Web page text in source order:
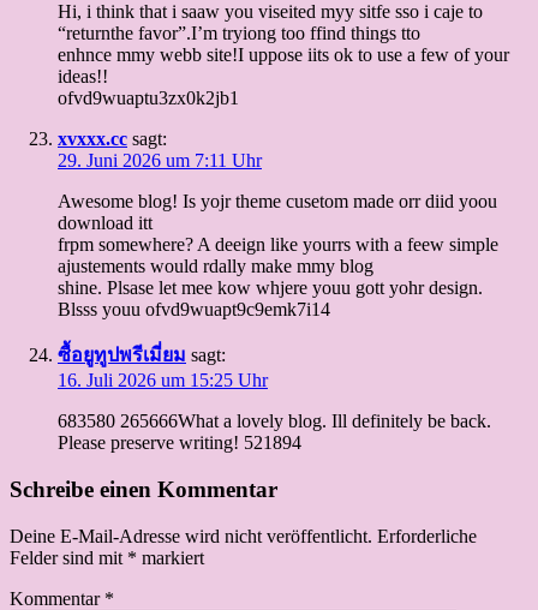
Hi, i think that i saaw you viseited myy sitfe sso i caje to
“returnthe favor”.I’m tryiong too ffind things tto
enhnce mmy webb site!I uppose iits ok to use a few of your
ideas!!
ofvd9wuaptu3zx0k2jb1
xvxxx.cc sagt:
29. Juni 2026 um 7:11 Uhr
Awesome blog! Is yojr theme cusetom made orr diid yoou
download itt
frpm somewhere? A deeign like yourrs with a feew simple
ajustements would rdally make mmy blog
shine. Plsase let mee kow whjere youu gott yohr design.
Blsss youu ofvd9wuapt9c9emk7i14
ซื้อยูทูปพรีเมี่ยม sagt:
16. Juli 2026 um 15:25 Uhr
683580 265666What a lovely blog. Ill definitely be back.
Please preserve writing! 521894
Schreibe einen Kommentar
Deine E-Mail-Adresse wird nicht veröffentlicht. Erforderliche
Felder sind mit * markiert
Kommentar *